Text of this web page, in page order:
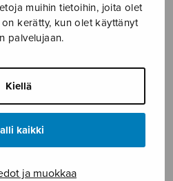
muihin tietoihin, joita olet
kerätty, kun olet käyttänyt
palvelujaan.
Kiellä
kaikki
ja muokkaa